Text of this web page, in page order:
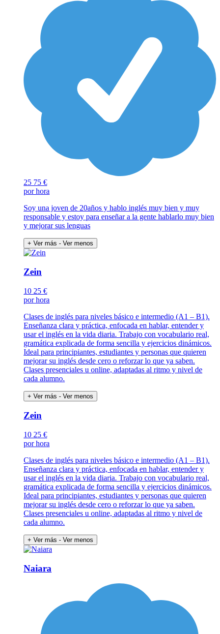
25 75 €
por hora
Soy una joven de 20años y hablo inglés muy bien y muy
responsable y estoy para enseñar a la gente hablarlo muy bien
y mejorar sus lenguas
+ Ver más - Ver menos
Zein
10 25 €
por hora
Clases de inglés para niveles básico e intermedio (A1 – B1).
Enseñanza clara y práctica, enfocada en hablar, entender y
usar el inglés en la vida diaria. Trabajo con vocabulario real,
gramática explicada de forma sencilla y ejercicios dinámicos.
Ideal para principiantes, estudiantes y personas que quieren
mejorar su inglés desde cero o reforzar lo que ya saben.
Clases presenciales u online, adaptadas al ritmo y nivel de
cada alumno.
+ Ver más - Ver menos
Zein
10 25 €
por hora
Clases de inglés para niveles básico e intermedio (A1 – B1).
Enseñanza clara y práctica, enfocada en hablar, entender y
usar el inglés en la vida diaria. Trabajo con vocabulario real,
gramática explicada de forma sencilla y ejercicios dinámicos.
Ideal para principiantes, estudiantes y personas que quieren
mejorar su inglés desde cero o reforzar lo que ya saben.
Clases presenciales u online, adaptadas al ritmo y nivel de
cada alumno.
+ Ver más - Ver menos
Naiara